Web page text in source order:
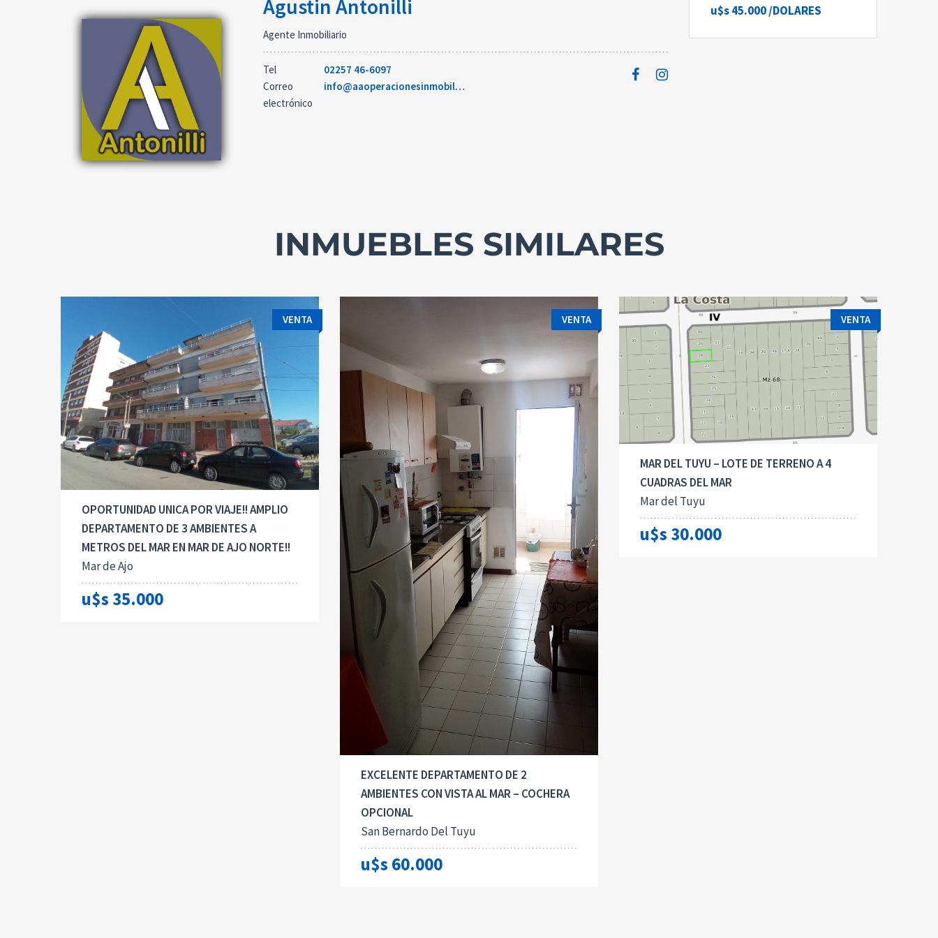
Agustin Antonilli
Agente Inmobiliario
Tel
02257 46-6097
Correo
electrónico
info@aaoperacionesinmobiliarias.com.ar
u$s 45.000/DOLARES
INMUEBLES SIMILARES
VENTA
OPORTUNIDAD UNICA POR VIAJE!! AMPLIO
DEPARTAMENTO DE 3 AMBIENTES A
METROS DEL MAR EN MAR DE AJO NORTE!!
Mar de Ajo
u$s 35.000
VENTA
EXCELENTE DEPARTAMENTO DE 2
AMBIENTES CON VISTA AL MAR – COCHERA
OPCIONAL
San Bernardo Del Tuyu
u$s 60.000
VENTA
MAR DEL TUYU – LOTE DE TERRENO A 4
CUADRAS DEL MAR
Mar del Tuyu
u$s 30.000